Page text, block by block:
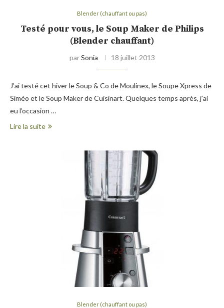
Blender (chauffant ou pas)
Testé pour vous, le Soup Maker de Philips
(Blender chauffant)
parSonia 18 juillet 2013
J’ai testé cet hiver le Soup & Co de Moulinex, le Soupe Xpress de
Siméo et le Soup Maker de Cuisinart. Quelques temps après, j’ai
eu l’occasion …
Lire la suite
Blender (chauffant ou pas)